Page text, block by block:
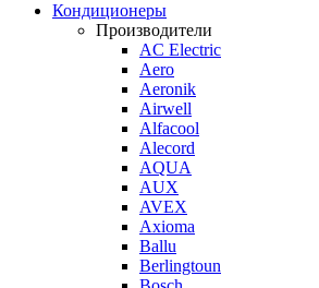
Кондиционеры
Производители
AC Electric
Aero
Aeronik
Airwell
Alfacool
Alecord
AQUA
AUX
AVEX
Axioma
Ballu
Berlingtoun